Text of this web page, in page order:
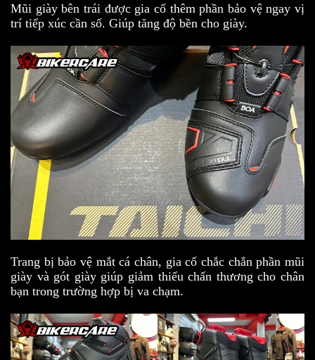
Mũi giày bên trái được gia cố thêm phần bảo vệ ngay vị
trí tiếp xúc cần số. Giúp tăng độ bền cho giày.
Trang bị bảo vệ mắt cá chân, gia cố chắc chắn phần mũi
giày và gót giày giúp giảm thiểu chấn thương cho chân
bạn trong trường hợp bị va chạm.